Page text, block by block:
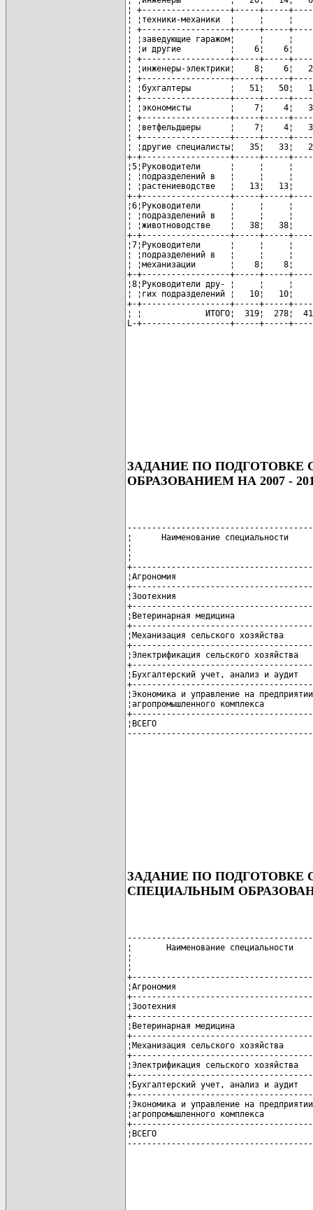
¦ +------------------+-----+-----
¦ ¦техники-механики  ¦     ¦
¦ +------------------+-----+-----
¦ ¦заведующие гаражом¦     ¦
¦ ¦и другие          ¦    6¦    6¦
¦ +------------------+-----+-----
¦ ¦инженеры-электрики¦    8¦
¦ +------------------+-----+-----
¦ ¦бухгалтеры        ¦   51¦   50¦
¦ +------------------+-----+-----
¦ ¦экономисты        ¦    7¦
¦ +------------------+-----+-----
¦ ¦ветфельдшеры      ¦    7¦
¦ +------------------+-----+-----
¦ ¦другие специалисты¦   35¦
+-+------------------+-----+-----
¦5¦Руководители      ¦     ¦
¦ ¦подразделений в   ¦     ¦
¦ ¦растениеводстве   ¦   13¦
+-+------------------+-----+-----
¦6¦Руководители      ¦     ¦
¦ ¦подразделений в   ¦     ¦
¦ ¦животноводстве    ¦   38¦
+-+------------------+-----+-----
¦7¦Руководители      ¦     ¦
¦ ¦подразделений в   ¦     ¦
¦ ¦механизации       ¦    8¦    8¦
+-+------------------+-----+-----
¦8¦Руководители дру- ¦     ¦
¦ ¦гих подразделений ¦   10¦
+-+------------------+-----+-----
¦ ¦             ИТОГО¦  319¦  278¦
L-+------------------+-----+-----
ЗАДАНИЕ ПО
ОБРАЗОВАНИЕМ НА 2007 -
¦      Наименование специальности
¦                                      ¦
¦                                      ¦
+--------------------------------------
¦Агрономия
+--------------------------------------
¦Зоотехния
+--------------------------------------
¦Ветеринарная медицина
+--------------------------------------
¦Механизация сельского
+--------------------------------------
¦Электрификация сельского
+--------------------------------------
¦Бухгалтерский учет, анализ и
+--------------------------------------
¦Экономика и управление на
¦агропромышленного комплекса
+--------------------------------------
¦ВСЕГО                                 ¦
ЗАДАНИЕ ПО
СПЕЦИАЛЬНЫМ
¦       Наименование специальности
¦
¦                                       ¦
¦Агрономия
¦Зоотехния
¦Ветеринарная медицина
¦Механизация сельского
¦Электрификация сельского
¦Бухгалтерский учет, анализ и
¦Экономика и управление на
¦агропромышленного комплекса
¦ВСЕГО                                  ¦